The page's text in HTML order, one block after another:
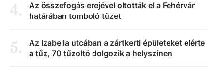
4.
Az összefogás erejével oltották el a Fehérvár
határában tomboló tüzet
5.
Az Izabella utcában a zártkerti épületeket elérte
a tűz, 70 tűzoltó dolgozik a helyszínen